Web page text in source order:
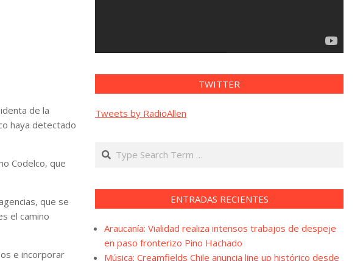
de la
haya detectado
Codelco, que
que se
el camino
e incorporar
TWITTER
Tweets by RadioAllen
Search
ENTRADAS RECIENTES
Araucanía: Vialidad realiza intensos trabajos de despeje
en paso fronterizo Pino Hachado
Música: Creamfields Chile anuncia line up histórico desde